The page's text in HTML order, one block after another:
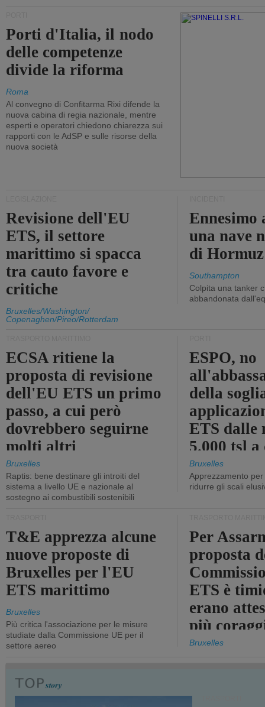
Porti d'Italia, il nodo
delle competenze
divide la riforma
Roma
Al convegno di Confitarma Rixi difende la
nuova cabina di regia nazionale, mentre
esperti e operatori chiedono chiarezza sui
rapporti con le AdSP e sulle risorse della
nuova società
Revisione dell'EU
ETS, il settore
marittimo si spacca
tra cauto favore e
critiche
Bruxelles/Washington/
Copenaghen/Pireo/Rotterdam
Ennesimo
una nave
di Hormuz
Southampton
Colpita una tanker
abbandonata
ECSA ritiene la
proposta di revisione
dell'EU ETS un primo
passo, a cui però
dovrebbero seguirne
molti altri
Bruxelles
Raptis: bene destinare gli introiti del
sistema a livello UE e nazionale al
sostegno ai combustibili sostenibili
ESPO, no
della
ETS dalle
5.000 tsl
400 tsl
Bruxelles
Apprezzamento
ridurre gli scali
T&E apprezza alcune
nuove proposte di
Bruxelles per l'EU
ETS marittimo
Bruxelles
Più critica l'associazione per le misure
studiate dalla Commissione UE per il
settore aereo
Per
proposta
ETS è
erano
più
Bruxelles